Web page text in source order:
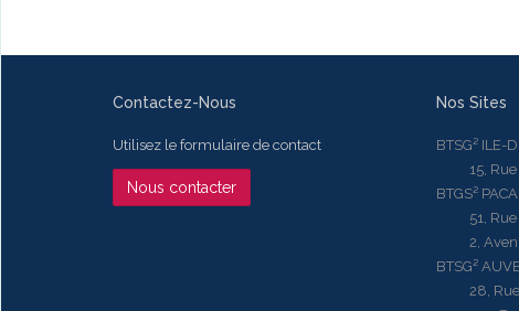
Contactez-Nous
Utilisez le formulaire de contact
Nous contacter
Nos Sites
BTSG² ILE-
15, Rue
BTGS² PACA
51, Rue
2, Avenue
BTSG²
28, Rue